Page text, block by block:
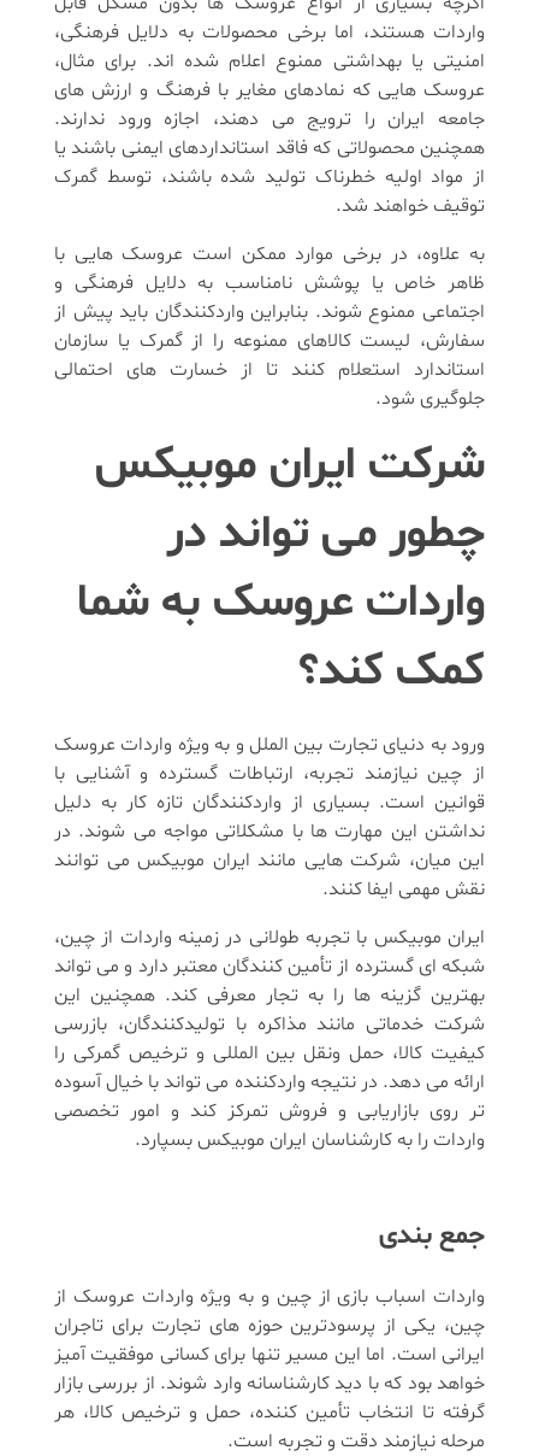
واردات هستند، اما برخی محصولات به دلایل فرهنگی،
امنیتی یا بهداشتی ممنوع اعلام شده اند. برای مثال،
عروسک هایی که نمادهای مغایر با فرهنگ و ارزش های
جامعه ایران را ترویج می دهند، اجازه ورود ندارند.
همچنین محصولاتی که فاقد استانداردهای ایمنی باشند یا
از مواد اولیه خطرناک تولید شده باشند، توسط گمرک
توقیف خواهند شد.
به علاوه، در برخی موارد ممکن است عروسک هایی با
ظاهر خاص یا پوشش نامناسب به دلایل فرهنگی و
اجتماعی ممنوع شوند. بنابراین واردکنندگان باید پیش از
سفارش، لیست کالاهای ممنوعه را از گمرک یا سازمان
استاندارد استعلام کنند تا از خسارت های احتمالی
جلوگیری شود.
شرکت ایران موبیکس
چطور می تواند در
واردات عروسک به شما
کمک کند؟
ورود به دنیای تجارت بین الملل و به ویژه واردات عروسک
از چین نیازمند تجربه، ارتباطات گسترده و آشنایی با
قوانین است. بسیاری از واردکنندگان تازه کار به دلیل
نداشتن این مهارت ها با مشکلاتی مواجه می شوند. در
این میان، شرکت هایی مانند ایران موبیکس می توانند
نقش مهمی ایفا کنند.
ایران موبیکس با تجربه طولانی در زمینه واردات از چین،
شبکه ای گسترده از تأمین کنندگان معتبر دارد و می تواند
بهترین گزینه ها را به تجار معرفی کند. همچنین این
شرکت خدماتی مانند مذاکره با تولیدکنندگان، بازرسی
کیفیت کالا، حمل ونقل بین المللی و ترخیص گمرکی را
ارائه می دهد. در نتیجه واردکننده می تواند با خیال آسوده
تر روی بازاریابی و فروش تمرکز کند و امور تخصصی
واردات را به کارشناسان ایران موبیکس بسپارد.
جمع بندی
واردات اسباب بازی از چین و به ویژه واردات عروسک از
چین، یکی از پرسودترین حوزه های تجارت برای تاجران
ایرانی است. اما این مسیر تنها برای کسانی موفقیت آمیز
خواهد بود که با دید کارشناسانه وارد شوند. از بررسی بازار
گرفته تا انتخاب تأمین کننده، حمل و ترخیص کالا، هر
مرحله نیازمند دقت و تجربه است.